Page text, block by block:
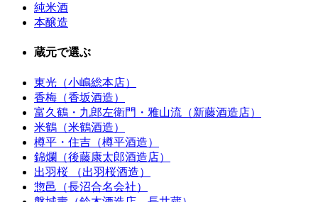
純米酒
本醸造
蔵元で選ぶ
東光（小嶋総本店）
香梅（香坂酒造）
富久鶴・九郎左衛門・雅山流（新藤酒造店）
米鶴（米鶴酒造）
樽平・住吉（樽平酒造）
錦爛（後藤康太郎酒造店）
出羽桜 （出羽桜酒造）
惣邑（長沼合名会社）